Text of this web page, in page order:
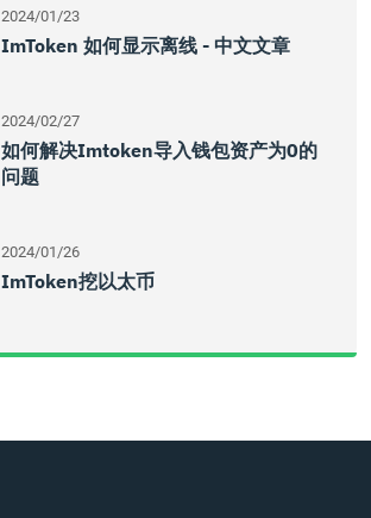
2024/01/23
ImToken 如何显示离线 - 中文文章
2024/02/27
如何解决imtoken导入钱包资产为0的
问题
2024/01/26
ImToken挖以太币